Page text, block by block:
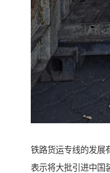
铁路货运专线的发展
表示将大批引进中国